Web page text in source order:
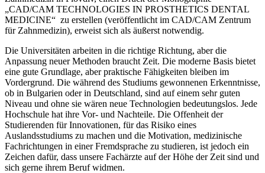
„CAD/CAM TECHNOLOGIES IN PROSTHETICS DENTAL
MEDICINE“ zu erstellen (veröffentlicht im CAD/CAM Zentrum
für Zahnmedizin), erweist sich als äußerst notwendig.
Die Universitäten arbeiten in die richtige Richtung, aber die
Anpassung neuer Methoden braucht Zeit. Die moderne Basis bietet
eine gute Grundlage, aber praktische Fähigkeiten bleiben im
Vordergrund. Die während des Studiums gewonnenen Erkenntnisse,
ob in Bulgarien oder in Deutschland, sind auf einem sehr guten
Niveau und ohne sie wären neue Technologien bedeutungslos. Jede
Hochschule hat ihre Vor- und Nachteile. Die Offenheit der
Studierenden für Innovationen, für das Risiko eines
Auslandsstudiums zu machen und die Motivation, medizinische
Fachrichtungen in einer Fremdsprache zu studieren, ist jedoch ein
Zeichen dafür, dass unsere Fachärzte auf der Höhe der Zeit sind und
sich gerne ihrem Beruf widmen.